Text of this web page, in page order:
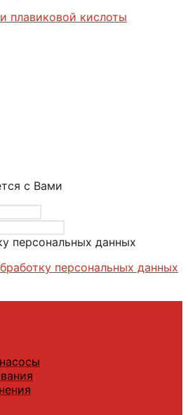
плавиковой кислоты
с Вами
персональных данных
персональных данных